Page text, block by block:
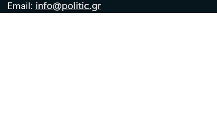
Email: info@politic.gr